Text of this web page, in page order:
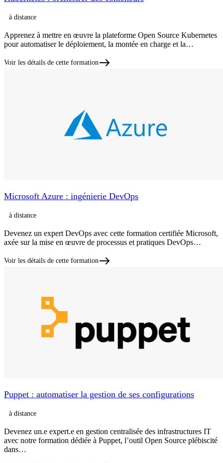
à distance
Apprenez à mettre en œuvre la plateforme Open Source Kubernetes
pour automatiser le déploiement, la montée en charge et la…
Voir les détails de cette formation
Microsoft Azure : ingénierie DevOps
à distance
Devenez un expert DevOps avec cette formation certifiée Microsoft,
axée sur la mise en œuvre de processus et pratiques DevOps…
Voir les détails de cette formation
Puppet : automatiser la gestion de ses configurations
à distance
Devenez un.e expert.e en gestion centralisée des infrastructures IT
avec notre formation dédiée à Puppet, l’outil Open Source plébiscité
dans…